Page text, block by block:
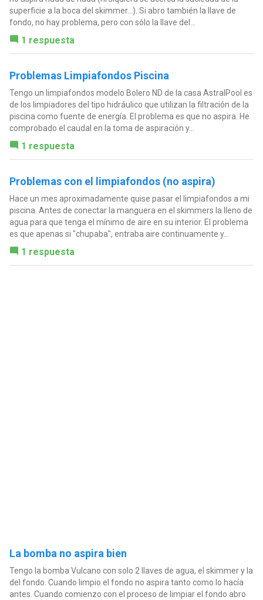
superficie a la boca del skimmer...). Si abro también la llave de
fondo, no hay problema, pero con sólo la llave del...
1 respuesta
Problemas Limpiafondos Piscina
Tengo un limpiafondos modelo Bolero ND de la casa AstralPool es
de los limpiadores del tipo hidráulico que utilizan la filtración de la
piscina como fuente de energía. El problema es que no aspira. He
comprobado el caudal en la toma de aspiración y...
1 respuesta
Problemas con el limpiafondos (no aspira)
Hace un mes aproximadamente quise pasar el limpiafondos a mi
piscina. Antes de conectar la manguera en el skimmers la lleno de
agua para que tenga el mínimo de aire en su interior. El problema
es que apenas si "chupaba", entraba aire continuamente y...
1 respuesta
La bomba no aspira bien
Tengo la bomba Vulcano con solo 2 llaves de agua, el skimmer y la
del fondo. Cuando limpio el fondo no aspira tanto como lo hacía
antes. Cuando comienzo con el proceso de limpiar el fondo abro